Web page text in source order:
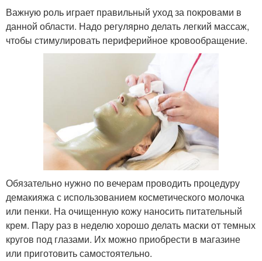
Важную роль играет правильный уход за покровами в
данной области. Надо регулярно делать легкий массаж,
чтобы стимулировать периферийное кровообращение.
Обязательно нужно по вечерам проводить процедуру
демакияжа с использованием косметического молочка
или пенки. На очищенную кожу наносить питательный
крем. Пару раз в неделю хорошо делать маски от темных
кругов под глазами. Их можно приобрести в магазине
или приготовить самостоятельно.